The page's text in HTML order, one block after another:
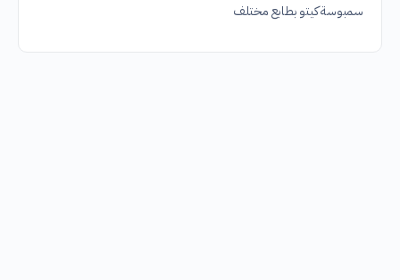
سمبوسة كيتو بطابع مختلف